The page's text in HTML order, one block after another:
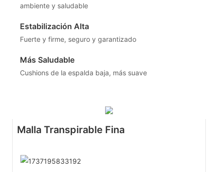
ambiente y saludable
Estabilización Alta
Fuerte y firme, seguro y garantizado
Más Saludable
Cushions de la espalda baja, más suave
Malla Transpirable Fina